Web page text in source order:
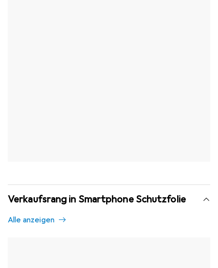
Verkaufsrang in Smartphone Schutzfolie
Alle anzeigen